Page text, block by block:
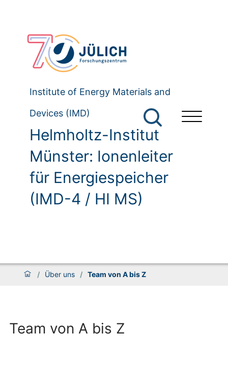
Institute of Energy Materials and
Devices (IMD)
Helmholtz-Institut
Münster: Ionenleiter
für Energiespeicher
(IMD-4 / HI MS)
/ Über uns / Team von A bis Z
Team von A bis Z